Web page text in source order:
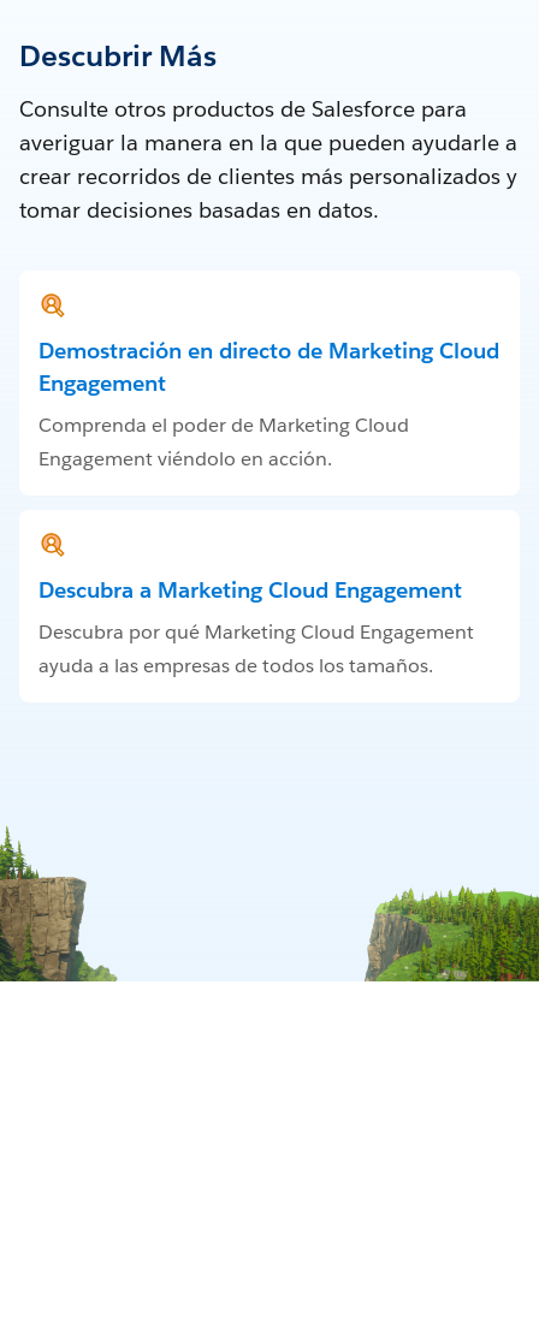
Descubrir Más
Consulte otros productos de Salesforce para
averiguar la manera en la que pueden ayudarle a
crear recorridos de clientes más personalizados y
tomar decisiones basadas en datos.
Demostración en directo de Marketing Cloud
Engagement
Comprenda el poder de Marketing Cloud
Engagement viéndolo en acción.
Descubra a Marketing Cloud Engagement
Descubra por qué Marketing Cloud Engagement
ayuda a las empresas de todos los tamaños.